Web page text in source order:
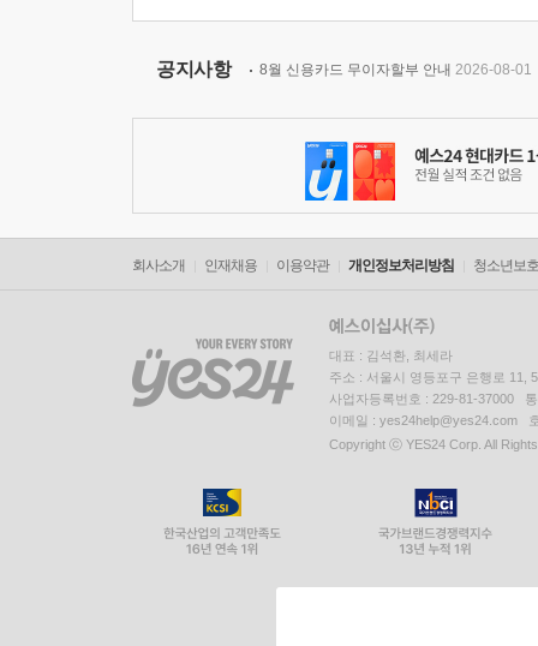
공지사항 8월 신용카드 무이자할부 안내 2026-08-01
회사소개 인재채용 이용약관 개인정보처리방침 청소년보
대표 : 김석환, 최세라
주소 : 서울시 영등포구 은행로 11,
사업자등록번호 : 229-81-37000
이메일 : yes24help@yes24.com
Copyright ⓒ YES24 Corp. All